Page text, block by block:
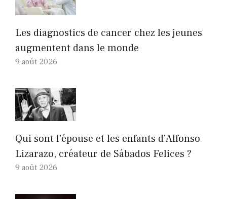
Les diagnostics de cancer chez les jeunes
augmentent dans le monde
9 août 2026
Qui sont l’épouse et les enfants d’Alfonso
Lizarazo, créateur de Sábados Felices ?
9 août 2026